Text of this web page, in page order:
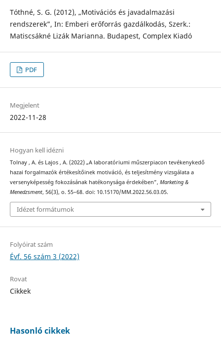
Tóthné, S. G. (2012), „Motivációs és javadalmazási
rendszerek”, In: Emberi erőforrás gazdálkodás, Szerk.:
Matiscsákné Lizák Marianna. Budapest, Complex Kiadó
PDF
Megjelent
2022-11-28
Hogyan kell idézni
Tolnay , A. és Lajos , A. (2022) „A laboratóriumi műszerpiacon tevékenykedő
hazai forgalmazók értékesítőinek motiváció, és teljesítmény vizsgálata a
versenyképesség fokozásának hatékonysága érdekében”, Marketing &
Menedzsment, 56(3), o. 55–68. doi: 10.15170/MM.2022.56.03.05.
Idézet formátumok
Folyóirat szám
Évf. 56 szám 3 (2022)
Rovat
Cikkek
Hasonló cikkek